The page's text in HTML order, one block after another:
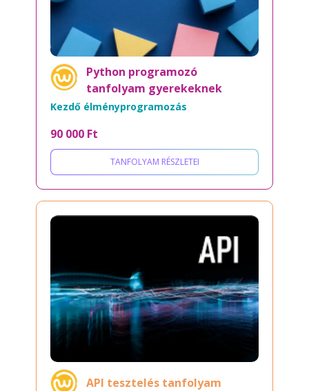
Python programozó
tanfolyam gyerekeknek
Kezdő élményprogramozás
90 000 Ft
TANFOLYAM RÉSZLETEI
API tesztelés tanfolyam